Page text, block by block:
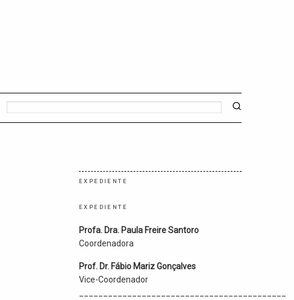
EXPEDIENTE
EXPEDIENTE
Profa. Dra. Paula Freire Santoro
Coordenadora
Prof. Dr. Fábio Mariz Gonçalves
Vice-Coordenador